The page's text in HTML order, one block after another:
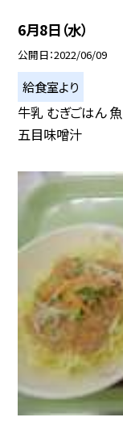
6月8日（水）
公開日 2022/06/09
給食室より
牛乳 むぎごはん
五目味噌汁